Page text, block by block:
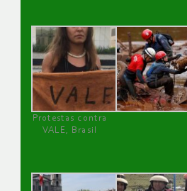
Protestas contra
VALE, Brasil